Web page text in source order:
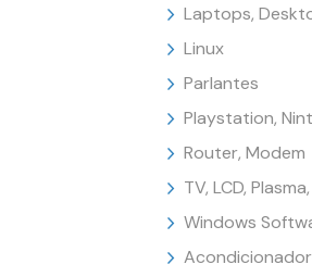
Laptops,
Linux
Parlantes
Playstation,
Router, Modem
TV, LCD,
Windows